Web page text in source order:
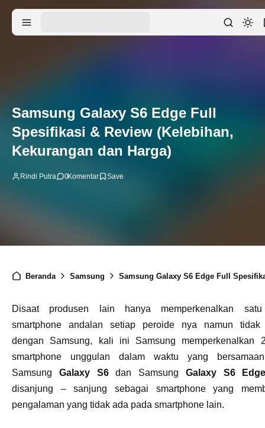
Samsung Galaxy S6 Edge Full
Spesifikasi & Review (Kelebihan,
Kekurangan dan Harga)
Rindi Putra 0Komentar
Beranda Samsung Samsung Galaxy S6 Edge Full Spesifikasi & Review (Kelebihan, Kekurangan
Disaat produsen lain hanya memperkenalkan
smartphone andalan setiap peroide nya namun tidak
dengan Samsung, kali ini Samsung memperkenalkan
smartphone unggulan dalam waktu yang
Samsung Galaxy S6dan Samsung Galaxy S6
disanjung – sanjung sebagai smartphone yang
pengalaman yang tidak ada pada smartphone lain.